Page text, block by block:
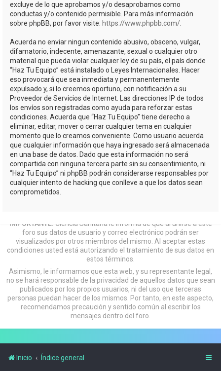
excluye de lo que aprobamos y/o desaprobamos como
conductas y/o contenido permisible. Para más información
sobre phpBB, por favor visite: https://www.phpbb.com/
Acuerda no enviar ningun contenido abusivo, obsceno, vulgar,
difamatorio, indecente, amenazante, sexual o cualquier otro
material que pueda violar cualquier ley de su país, el país donde
“Haz Tu Equipo” está instalado o Leyes Internacionales. Hacer
eso provocará que sea inmediata y permanentemente
expulsado y, si lo creemos oportuno, con notificación a su
Proveedor de Servicios de Internet. Las direcciones IP de todos
los envíos son registradas como ayuda para reforzar estas
condiciones. Acuerda que “Haz Tu Equipo” tiene derecho a
eliminar, editar, mover o cerrar cualquier tema en cualquier
momento que lo creamos conveniente. Como usuario acuerda
que cualquier información que haya ingresado será almacenada
en una base de datos. Dado que esta información no será
compartida con ninguna tercera parte sin su consentimiento, ni
“Haz Tu Equipo” ni phpBB podrán considerarse responsables por
cualquier intento de hacking que conlleve a que los datos sean
comprometidos.
IMPORTANTE: Ciencia Sanitaria le informa de que al unirse a este
foro sus datos de usuario y correo electrónico podrán ser
visualizados por otros miembros del mismo. Al aceptar estas
condiciones usted está autorizando el tratamiento de sus datos en
estos términos.
Asimismo, le informamos que esta web, y su representante legal,
no se hará responsable de la privacidad de aquellos datos que sean
publicados por los propios usuarios, ni del uso que terceras
personas puedan hacer de los mismos. Por tanto, en este aspecto,
recomendamos precaución y sentido común al escribir los
mensajes dentro del foro.
Inicio Índice general